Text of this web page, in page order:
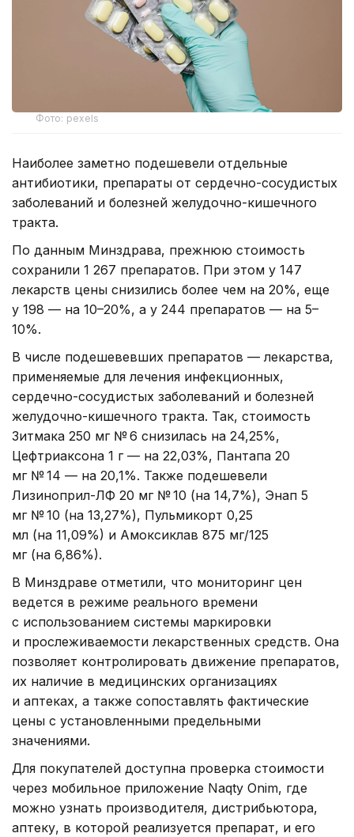
Фото: pexels
Наиболее заметно подешевели отдельные
антибиотики, препараты от сердечно-сосудистых
заболеваний и болезней желудочно-кишечного
тракта.
По данным Минздрава, прежнюю стоимость
сохранили 1 267 препаратов. При этом у 147
лекарств цены снизились более чем на 20%, еще
у 198 — на 10–20%, а у 244 препаратов — на 5–
10%.
В числе подешевевших препаратов — лекарства,
применяемые для лечения инфекционных,
сердечно-сосудистых заболеваний и болезней
желудочно-кишечного тракта. Так, стоимость
Зитмака 250 мг № 6 снизилась на 24,25%,
Цефтриаксона 1 г — на 22,03%, Пантапа 20
мг № 14 — на 20,1%. Также подешевели
Лизиноприл-ЛФ 20 мг № 10 (на 14,7%), Энап 5
мг № 10 (на 13,27%), Пульмикорт 0,25
мл (на 11,09%) и Амоксиклав 875 мг/125
мг (на 6,86%).
В Минздраве отметили, что мониторинг цен
ведется в режиме реального времени
с использованием системы маркировки
и прослеживаемости лекарственных средств. Она
позволяет контролировать движение препаратов,
их наличие в медицинских организациях
и аптеках, а также сопоставлять фактические
цены с установленными предельными
значениями.
Для покупателей доступна проверка стоимости
через мобильное приложение Naqty Onim, где
можно узнать производителя, дистрибьютора,
аптеку, в которой реализуется препарат, и его